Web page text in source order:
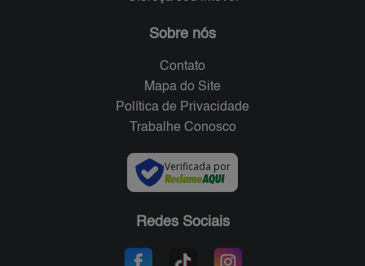
Sobre nós
Contato
Mapa do Site
Política de Privacidade
Trabalhe Conosco
Verificada por
Redes Sociais